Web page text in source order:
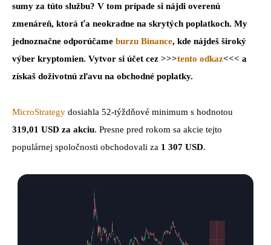
sumy za túto službu? V tom prípade si nájdi overenú
zmenáreň, ktorá ťa neokradne na skrytých poplatkoch. My
jednoznačne odporúčame burzu Binance, kde nájdeš široký
výber kryptomien. Vytvor si účet cez >>>tento odkaz<<< a
získaš doživotnú zľavu na obchodné poplatky.
MicroStrategy dosiahla 52-týždňové minimum s hodnotou
319,01 USD za akciu. Presne pred rokom sa akcie tejto
populárnej spoločnosti obchodovali za 1 307 USD.